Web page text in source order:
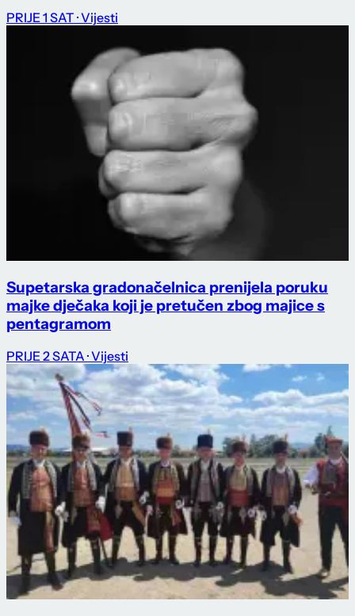
PRIJE 1 SAT · Vijesti
Supetarska gradonačelnica prenijela poruku
majke dječaka koji je pretučen zbog majice s
pentagramom
PRIJE 2 SATA · Vijesti